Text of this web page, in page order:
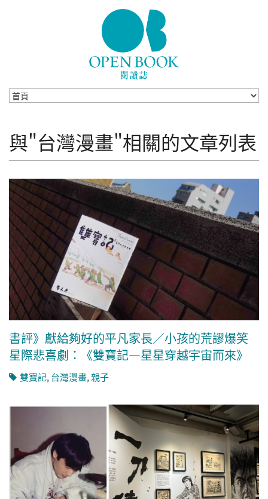
與"台灣漫畫"相關的文章列表
書評》獻給夠好的平凡家長／小孩的荒謬爆笑
星際悲喜劇：《雙寶記―星星穿越宇宙而來》
雙寶記,台灣漫畫,親子